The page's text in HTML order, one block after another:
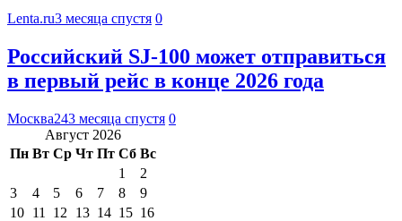
Lenta.ru3 месяца спустя 0
Российский SJ-100 может отправиться
в первый рейс в конце 2026 года
Москва243 месяца спустя 0
Август 2026
Пн Вт Ср Чт Пт Сб Вс
1
2
3
4 5 6 7 8
9
10 11 12 13 14 15 16